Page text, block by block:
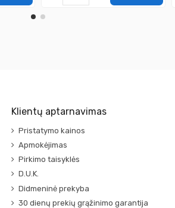
Klientų aptarnavimas
Pristatymo kainos
Apmokėjimas
Pirkimo taisyklės
D.U.K.
Didmeninė prekyba
30 dienų prekių grąžinimo garantija